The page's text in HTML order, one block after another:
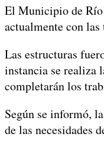
El Municipio de Río
actualmente con
Las estructuras
instancia se realiza
completarán los
Según se informó,
de las necesidades